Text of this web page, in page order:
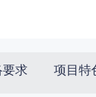
要求 项目特